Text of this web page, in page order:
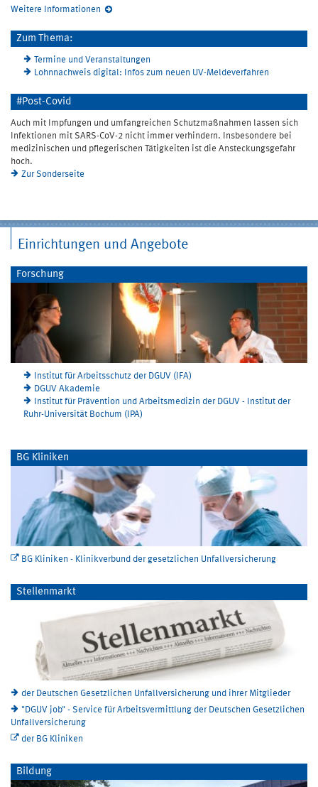
Weitere Informationen
Zum Thema:
Termine und Veranstaltungen
Lohnnachweis digital: Infos zum neuen UV-Meldeverfahren
#Post-Covid
Auch mit Impfungen und umfangreichen Schutzmaßnahmen lassen sich
Infektionen mit SARS-CoV-2 nicht immer verhindern. Insbesondere bei
medizinischen und pflegerischen Tätigkeiten ist die Ansteckungsgefahr
hoch.
Zur Sonderseite
Einrichtungen und Angebote
Forschung
Institut für Arbeitsschutz der DGUV (IFA)
DGUV Akademie
Institut für Prävention und Arbeitsmedizin der DGUV - Institut der
Ruhr-Universität Bochum (IPA)
BG Kliniken
BG Kliniken - Klinikverbund der gesetzlichen Unfallversicherung
Stellenmarkt
der Deutschen Gesetzlichen Unfallversicherung und ihrer Mitglieder
"DGUV job" - Service für Arbeitsvermittlung der Deutschen Gesetzlichen
Unfallversicherung
der BG Kliniken
Bildung